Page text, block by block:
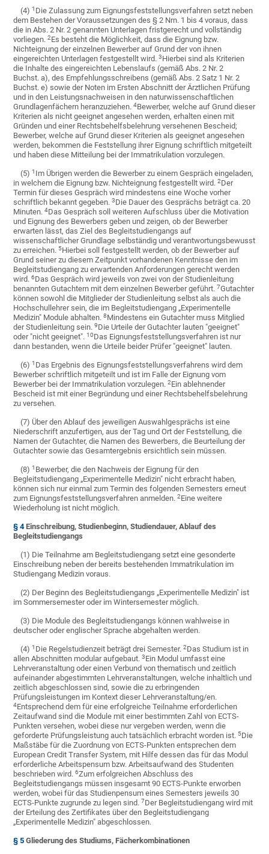
(4)1 Die Zulassung zum Eignungsfeststellungsverfahren setzt neben
dem Bestehen der Voraussetzungen des § 2 Nrn. 1 bis 4 voraus, dass
die in Abs. 2 Nr. 2 genannten Unterlagen fristgerecht und vollständig
vorliegen.2Es besteht die Möglichkeit, dass die Eignung bzw.
Nichteignung der einzelnen Bewerber auf Grund der von ihnen
eingereichten Unterlagen festgestellt wird.3Hierbei sind als Kriterien
die Inhalte des eingereichten Lebenslaufs (gemäß Abs. 2 Nr. 2
Buchst. a), des Empfehlungsschreibens (gemäß Abs. 2 Satz 1 Nr. 2
Buchst. e) sowie der Noten im Ersten Abschnitt der Ärztlichen Prüfung
und in den Leistungsnachweisen in den naturwissenschaftlichen
Grundlagenfächern heranzuziehen.4Bewerber, welche auf Grund dieser
Kriterien als nicht geeignet angesehen werden, erhalten einen mit
Gründen und einer Rechtsbehelfsbelehrung versehenen Bescheid;
Bewerber, welche auf Grund dieser Kriterien als geeignet angesehen
werden, bekommen die Feststellung ihrer Eignung schriftlich mitgeteilt
und haben diese Mitteilung bei der Immatrikulation vorzulegen.
(5)1 Im Übrigen werden die Bewerber zu einem Gespräch eingeladen,
in welchem die Eignung bzw. Nichteignung festgestellt wird.2Der
Termin für dieses Gespräch wird mindestens eine Woche vorher
schriftlich bekannt gegeben.3Die Dauer des Gesprächs beträgt ca. 20
Minuten.4Das Gespräch soll weiteren Aufschluss über die Motivation
und Eignung des Bewerbers geben und zeigen, ob der Bewerber
erwarten lässt, das Ziel des Begleitstudiengangs auf
wissenschaftlicher Grundlage selbständig und verantwortungsbewusst
zu erreichen. 5Hierbei soll festgestellt werden, ob der Bewerber auf
Grund seiner zu diesem Zeitpunkt vorhandenen Kenntnisse den im
Begleitstudiengang zu erwartenden Anforderungen gerecht werden
wird.6Das Gespräch wird jeweils von zwei von der Studienleitung
benannten Gutachtern mit dem einzelnen Bewerber geführt. 7Gutachter
können sowohl die Mitglieder der Studienleitung selbst als auch die
Hochschullehrer sein, die im Begleitstudiengang „Experimentelle
Medizin" Module abhalten.8Mindestens ein Gutachter muss Mitglied
der Studienleitung sein.9Die Urteile der Gutachter lauten "geeignet"
oder "nicht geeignet".10Das Eignungsfeststellungsverfahren ist nur
dann bestanden, wenn die Urteile beider Prüfer "geeignet" lauten.
(6)1 Das Ergebnis des Eignungsfeststellungsverfahrens wird dem
Bewerber schriftlich mitgeteilt und ist im Falle der Eignung vom
Bewerber bei der Immatrikulation vorzulegen.2Ein ablehnender
Bescheid ist mit einer Begründung und einer Rechtsbehelfsbelehrung
zu versehen.
(7) Über den Ablauf des jeweiligen Auswahlgesprächs ist eine
Niederschrift anzufertigen, aus der Tag und Ort der Feststellung, die
Namen der Gutachter, die Namen des Bewerbers, die Beurteilung der
Gutachter sowie das Gesamtergebnis ersichtlich sein müssen.
(8)1 Bewerber, die den Nachweis der Eignung für den
Begleitstudiengang „Experimentelle Medizin" nicht erbracht haben,
können sich nur einmal zum Termin des folgenden Semesters erneut
zum Eignungsfeststellungsverfahren anmelden.2Eine weitere
Wiederholung ist nicht möglich.
§ 4Einschreibung, Studienbeginn, Studiendauer, Ablauf des
Begleitstudiengangs
(1) Die Teilnahme am Begleitstudiengang setzt eine gesonderte
Einschreibung neben der bereits bestehenden Immatrikulation im
Studiengang Medizin voraus.
(2) Der Beginn des Begleitstudiengangs „Experimentelle Medizin" ist
im Sommersemester oder im Wintersemester möglich.
(3) Die Module des Begleitstudiengangs können wahlweise in
deutscher oder englischer Sprache abgehalten werden.
(4)1 Die Regelstudienzeit beträgt drei Semester.2Das Studium ist in
allen Abschnitten modular aufgebaut.3Ein Modul umfasst eine
Lehrveranstaltung oder einen Verbund von thematisch und zeitlich
aufeinander abgestimmten Lehrveranstaltungen, welche inhaltlich und
zeitlich abgeschlossen sind, sowie die zu erbringenden
Prüfungsleistungen im Kontext dieser Lehrveranstaltung/en.
4Entsprechend dem für eine erfolgreiche Teilnahme erforderlichen
Zeitaufwand sind die Module mit einer bestimmten Zahl von ECTS-
Punkten versehen, wobei diese nur vergeben werden, wenn die
geforderte Prüfungsleistung auch tatsächlich erbracht worden ist. 5Die
Maßstäbe für die Zuordnung von ECTS-Punkten entsprechen dem
European Credit Transfer System, mit Hilfe dessen das für das Modul
erforderliche Arbeitspensum bzw. Arbeitsaufwand des Studenten
beschrieben wird.6Zum erfolgreichen Abschluss des
Begleitstudiengangs müssen insgesamt 90 ECTS-Punkte erworben
werden, wobei für das Studienpensum eines Semesters jeweils 30
ECTS-Punkte zugrunde zu legen sind. 7Der Begleitstudiengang wird mit
der Erteilung des Zertifikates über den Begleitstudiengang
„Experimentelle Medizin" abgeschlossen.
§ 5 Gliederung des Studiums, Fächerkombinationen